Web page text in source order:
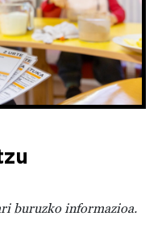
buruzko informazioa.